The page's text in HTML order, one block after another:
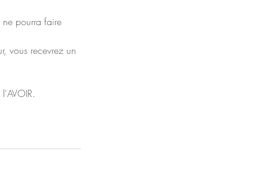
pourra faire
vous recevrez un